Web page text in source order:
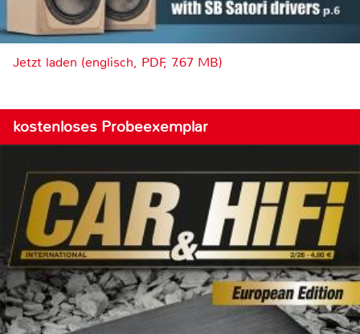
Jetzt laden (englisch, PDF, 7.67 MB)
kostenloses Probeexemplar